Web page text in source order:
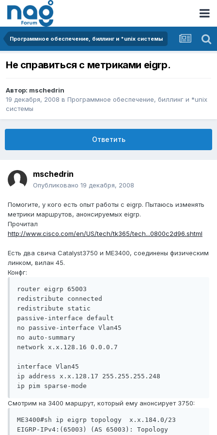
Программное обеспечение, биллинг и *unix системы
Не справиться с метриками eigrp.
Автор: mschedrin
19 декабря, 2008 в Программное обеспечение, биллинг и *unix
системы
Ответить
mschedrin
Опубликовано 19 декабря, 2008
Помогите, у кого есть опыт работы с eigrp. Пытаюсь изменять
метрики маршрутов, анонсируемых eigrp.
Прочитал
http://www.cisco.com/en/US/tech/tk365/tech...0800c2d96.shtml
Есть два свича Catalyst3750 и ME3400, соединены физическим
линком, вилан 45.
Конфг:
router eigrp 65003
redistribute connected
redistribute static
passive-interface default
no passive-interface Vlan45
no auto-summary
network x.x.128.16 0.0.0.7
interface Vlan45
ip address x.x.128.17 255.255.255.248
ip pim sparse-mode
Смотрим на 3400 маршрут, который ему анонсирует 3750:
ME3400#sh ip eigrp topology  x.x.184.0/23
EIGRP-IPv4:(65003) (AS 65003): Topology